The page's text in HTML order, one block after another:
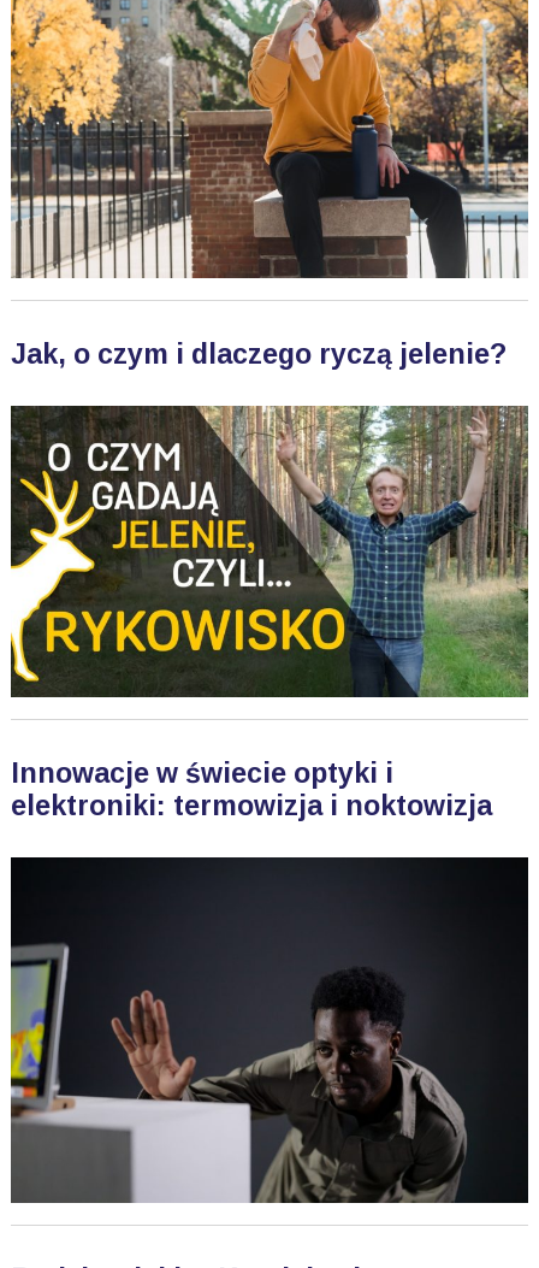
Jak, o czym i dlaczego ryczą jelenie?
Innowacje w świecie optyki i
elektroniki: termowizja i noktowizja